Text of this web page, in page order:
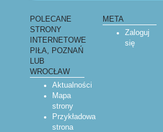
POLECANE
STRONY
INTERNETOWE
PIŁA, POZNAŃ
LUB
WROCŁAW
Aktualności
Mapa
strony
Przykładowa
strona
META
Zaloguj
się